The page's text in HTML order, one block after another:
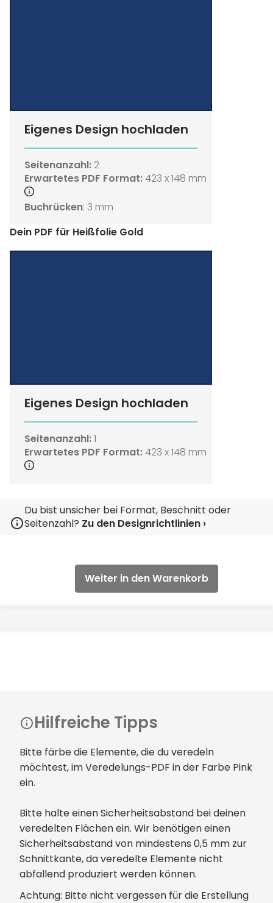
Eigenes Design hochladen
Seitenanzahl: 2
Erwartetes PDF Format: 423 x 148 mm
Buchrücken: 3 mm
Dein PDF für Heißfolie Gold
Eigenes Design hochladen
Seitenanzahl:1
Erwartetes PDF Format: 423 x 148 mm
Du bist unsicher bei Format, Beschnitt oder
Seitenzahl? Zu den Designrichtlinien ›
Weiter in den Warenkorb
Hilfreiche Tipps
Bitte färbe die Elemente, die du veredeln
möchtest, im Veredelungs-PDF in der Farbe Pink
ein.
Bitte halte einen Sicherheitsabstand bei deinen
veredelten Flächen ein. Wir benötigen einen
Sicherheitsabstand von mindestens 0,5 mm zur
Schnittkante, da veredelte Elemente nicht
abfallend produziert werden können.
Achtung: Bitte nicht vergessen für die Erstellung